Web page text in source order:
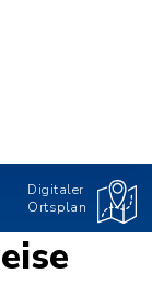
Digitaler
Ortsplan